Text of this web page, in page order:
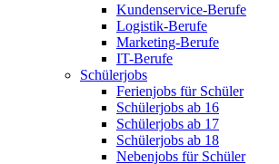
Kundenservice-Berufe
Logistik-Berufe
Marketing-Berufe
IT-Berufe
Schülerjobs
Ferienjobs für Schüler
Schülerjobs ab 16
Schülerjobs ab 17
Schülerjobs ab 18
Nebenjobs für Schüler